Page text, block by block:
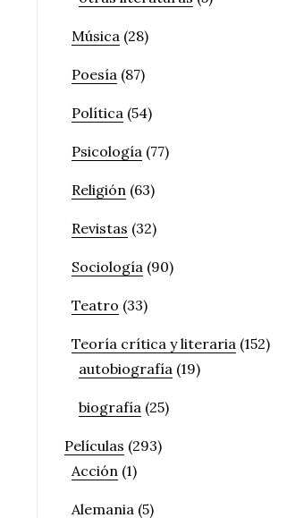
Música (28)
Poesía (87)
Política (54)
Psicología (77)
Religión (63)
Revistas (32)
Sociología (90)
Teatro (33)
Teoría crítica y literaria (152)
autobiografía (19)
biografía (25)
Películas (293)
Acción (1)
Alemania (5)